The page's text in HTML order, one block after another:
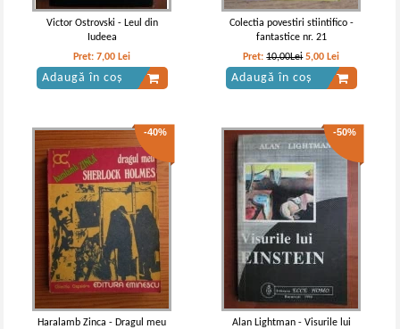
Victor Ostrovski - Leul din
Iudeea
Pret:7,00 Lei
Adaugă în coș
Colectia povestiri stiintifico -
fantastice nr. 21
Pret:10,00Lei 5,00 Lei
Adaugă în coș
-40%
Haralamb Zinca - Dragul meu
-50%
Alan Lightman - Visurile lui